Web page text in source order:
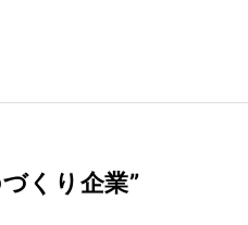
くり企業”